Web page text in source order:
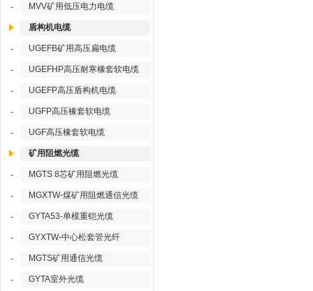
- MVV矿用低压电力电缆
盾构机电缆
- UGEFB矿用高压扁电缆
- UGEFHP高压耐寒橡套软电缆
- UGEFP高压盾构机电缆
- UGFP高压橡套软电缆
- UGF高压橡套软电缆
矿用阻燃光缆
- MGTS 8芯矿用阻燃光缆
- MGXTW-煤矿用阻燃通信光缆
- GYTA53-单模重铠光缆
- GYXTW-中心松套管光纤
- MGTS矿用通信光缆
- GYTA室外光缆